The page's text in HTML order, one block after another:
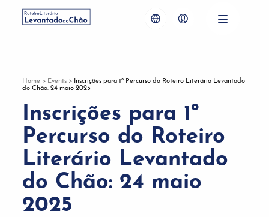
Home > Events > Inscrições para 1º Percurso do Roteiro Literário Levantado
do Chão: 24 maio 2025
Inscrições para 1º
Percurso do Roteiro
Literário Levantado
do Chão: 24 maio
2025